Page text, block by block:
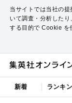
当サイトでは当社の
いて調査・分析した
する目的で Cookie を
新着 ランキ